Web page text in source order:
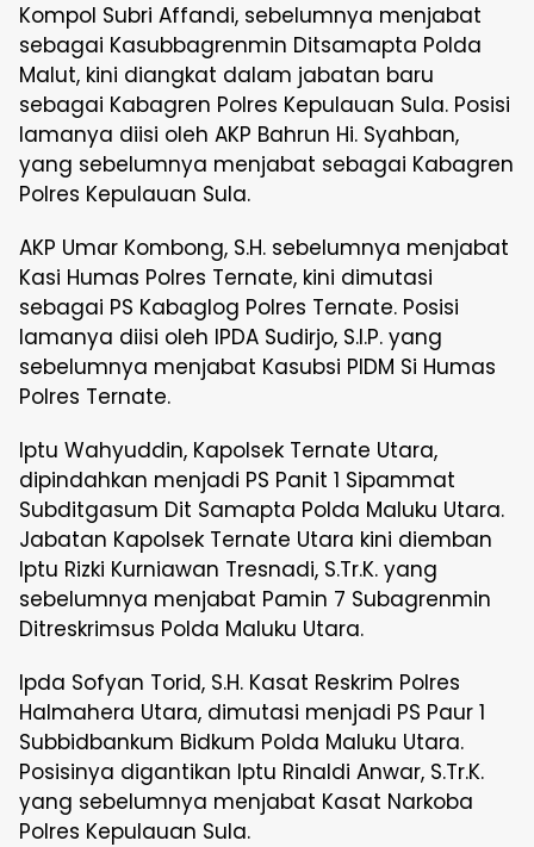
Kompol Subri Affandi, sebelumnya menjabat
sebagai Kasubbagrenmin Ditsamapta Polda
Malut, kini diangkat dalam jabatan baru
sebagai Kabagren Polres Kepulauan Sula. Posisi
lamanya diisi oleh AKP Bahrun Hi. Syahban,
yang sebelumnya menjabat sebagai Kabagren
Polres Kepulauan Sula.
AKP Umar Kombong, S.H. sebelumnya menjabat
Kasi Humas Polres Ternate, kini dimutasi
sebagai PS Kabaglog Polres Ternate. Posisi
lamanya diisi oleh IPDA Sudirjo, S.I.P. yang
sebelumnya menjabat Kasubsi PIDM Si Humas
Polres Ternate.
Iptu Wahyuddin, Kapolsek Ternate Utara,
dipindahkan menjadi PS Panit 1 Sipammat
Subditgasum Dit Samapta Polda Maluku Utara.
Jabatan Kapolsek Ternate Utara kini diemban
Iptu Rizki Kurniawan Tresnadi, S.Tr.K. yang
sebelumnya menjabat Pamin 7 Subagrenmin
Ditreskrimsus Polda Maluku Utara.
Ipda Sofyan Torid, S.H. Kasat Reskrim Polres
Halmahera Utara, dimutasi menjadi PS Paur 1
Subbidbankum Bidkum Polda Maluku Utara.
Posisinya digantikan Iptu Rinaldi Anwar, S.Tr.K.
yang sebelumnya menjabat Kasat Narkoba
Polres Kepulauan Sula.